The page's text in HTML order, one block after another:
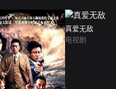
真爱无敌
电视剧